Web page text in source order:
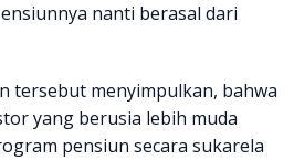
nanti berasal dari
tersebut menyimpulkan, bahwa
yang berusia lebih muda
pensiun secara sukarela